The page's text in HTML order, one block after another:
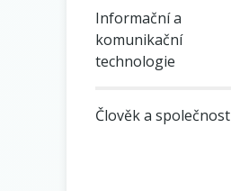
Informační a
komunikační
technologie
Člověk a společnost